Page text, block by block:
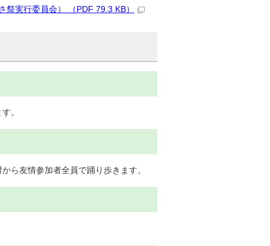
実行委員会） （PDF 79.3 KB）
。
ら友情参加者全員で踊り歩きます。